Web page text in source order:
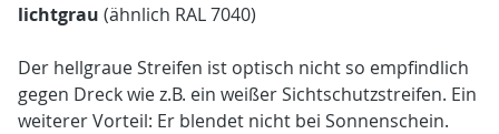
lichtgrau (ähnlich RAL 7040)
Der hellgraue Streifen ist optisch nicht so empfindlich
gegen Dreck wie z.B. ein weißer Sichtschutzstreifen. Ein
weiterer Vorteil: Er blendet nicht bei Sonnenschein.